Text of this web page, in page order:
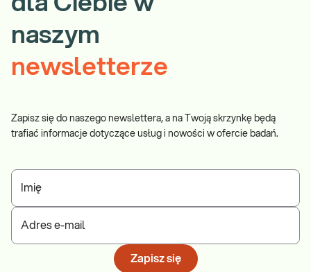
naszym
newsletterze
Zapisz się do naszego newslettera, a na Twoją skrzynkę będą
trafiać informacje dotyczące usług i nowości w ofercie badań.
Imię
Adres e-mail
Zapisz się